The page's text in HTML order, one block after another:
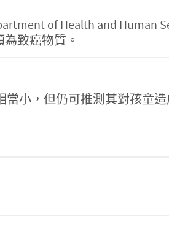
of Health and Human
為致癌物質。
小，但仍可推測其對孩童